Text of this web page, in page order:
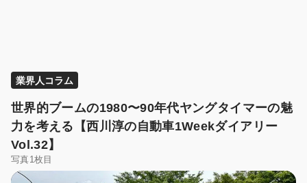
業界人コラム
世界的ブームの1980〜90年代ヤングタイマーの魅
力を考える【西川淳の自動車1Weekダイアリー
Vol.32】
写真1枚目